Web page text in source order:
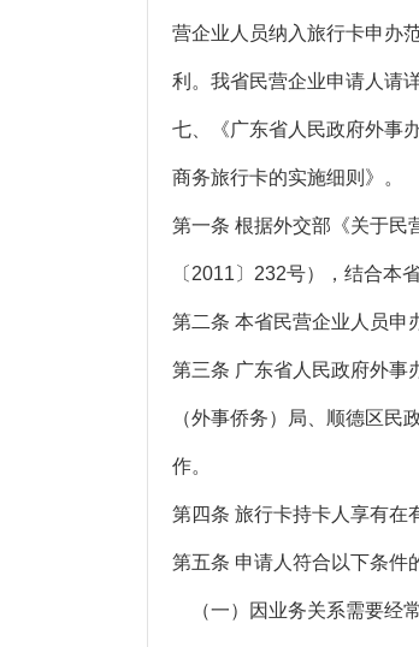
营企业人员纳入旅行卡申办
利。我省民营企业申请人请
七、《广东省人民政府外事
商务旅行卡的实施细则》。
第一条 根据外交部《关于民
〔2011〕232号），结合本
第二条 本省民营企业人员申
第三条 广东省人民政府外事
（外事侨务）局、顺德区
作。
第四条 旅行卡持卡人享有在
第五条 申请人符合以下条件
（一）因业务关系需要经